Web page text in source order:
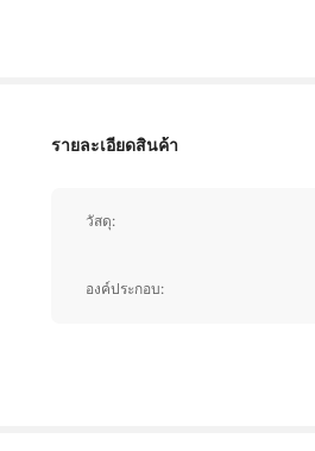
รายละเอียดสินค้า
วัสดุ:
องค์ประกอบ: